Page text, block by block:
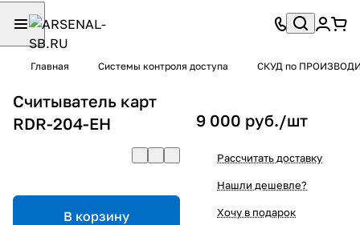
Главная Системы контроля доступа СКУД по
Считыватель карт
RDR-204-EH
В корзину
9 000 руб./шт
Рассчитать доставку
Нашли дешевле?
Хочу в подарок